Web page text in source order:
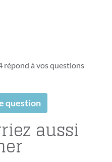
répond à vos questions
question
aussi